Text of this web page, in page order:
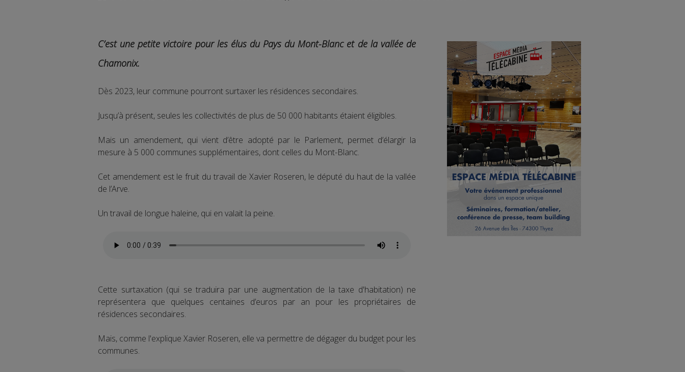
C’est une petite victoire pour les élus du Pays du Mont-Blanc et de la vallée de
Chamonix.
Dès 2023, leur commune pourront surtaxer les résidences secondaires.
Jusqu’à présent, seules les collectivités de plus de 50 000 habitants étaient éligibles.
Mais un amendement, qui vient d’être adopté par le Parlement, permet d’élargir la
mesure à 5 000 communes supplémentaires, dont celles du Mont-Blanc.
Cet amendement est le fruit du travail de Xavier Roseren, le député du haut de la vallée
de l’Arve.
Un travail de longue haleine, qui en valait la peine.
Cette surtaxation (qui se traduira par une augmentation de la taxe d'habitation) ne
représentera que quelques centaines d’euros par an pour les propriétaires de
résidences secondaires.
Mais, comme l'explique Xavier Roseren, elle va permettre de dégager du budget pour les
communes.